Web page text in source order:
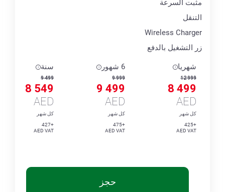
مثبت السرعة
التنقل
Wireless Charger
زر التشغيل بالدفع
شهريا
12 999
8 499
AED
كل شهر
+425
AED VAT
6 شهور
9 999
9 499
AED
كل شهر
+475
AED VAT
سنة
9 499
8 549
AED
كل شهر
+427
AED VAT
حجز